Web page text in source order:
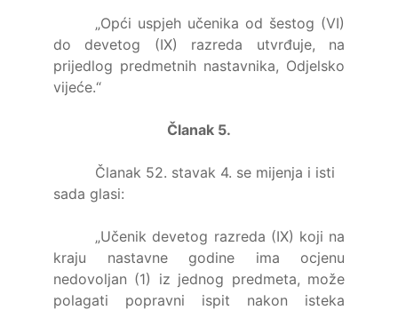
„Opći uspjeh učenika od šestog (VI)
do devetog (IX) razreda utvrđuje, na
prijedlog predmetnih nastavnika, Odjelsko
vijeće.“
Članak 5.
Članak 52. stavak 4. se mijenja i isti
sada glasi:
„Učenik devetog razreda (IX) koji na
kraju nastavne godine ima ocjenu
nedovoljan (1) iz jednog predmeta, može
polagati popravni ispit nakon isteka